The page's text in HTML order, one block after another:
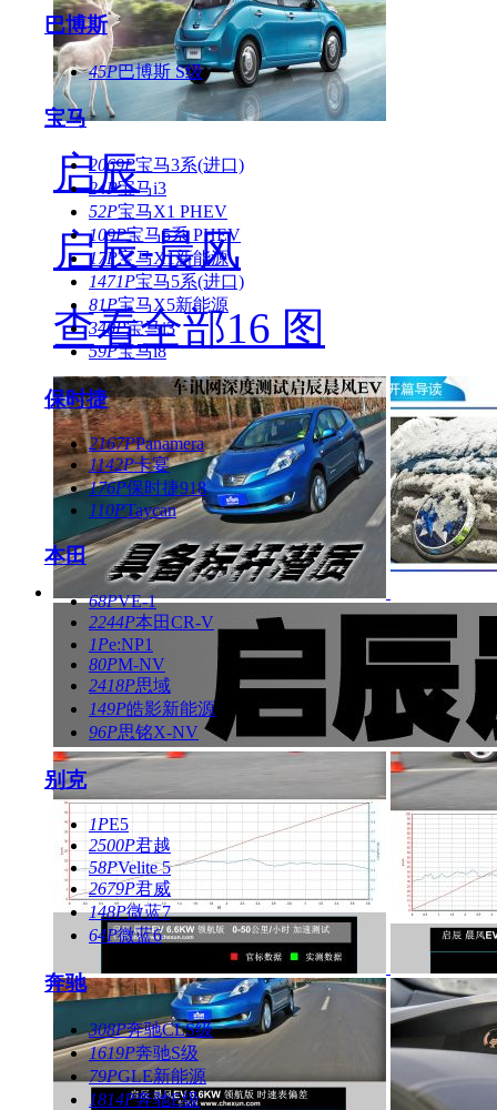
巴博斯
45P巴博斯 S级
宝马
2069P宝马3系(进口)
24P宝马i3
52P宝马X1 PHEV
109P宝马5系 PHEV
17P宝马X1新能源
1471P宝马5系(进口)
81P宝马X5新能源
340P宝马i3
59P宝马i8
保时捷
2167PPanamera
1142P卡宴
176P保时捷918
110PTaycan
本田
68PVE-1
2244P本田CR-V
1Pe:NP1
80PM-NV
2418P思域
149P皓影新能源
96P思铭X-NV
别克
1PE5
2500P君越
58PVelite 5
2679P君威
148P微蓝7
64P微蓝6
奔驰
308P奔驰CLS级
1619P奔驰S级
79PGLE新能源
1814P奔驰E级
启辰
启辰-晨风
查看全部16 图